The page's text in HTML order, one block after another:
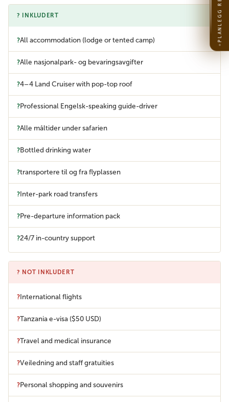
? INKLUDERT
All accommodation (lodge or tented camp)
Alle nasjonalpark- og bevaringsavgifter
4–4 Land Cruiser with pop-top roof
Professional Engelsk-speaking guide-driver
Alle måltider under safarien
Bottled drinking water
transportere til og fra flyplassen
Inter-park road transfers
Pre-departure information pack
24/7 in-country support
? NOT INKLUDERT
International flights
Tanzania e-visa ($50 USD)
Travel and medical insurance
Veiledning and staff gratuities
Personal shopping and souvenirs
PLANLEGG REISEN